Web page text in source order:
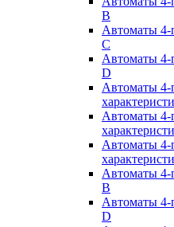
B
Автоматы 4-
C
Автоматы 4-
D
Автоматы
Автоматы
Автоматы
Автоматы 4-
B
Автоматы 4-
D